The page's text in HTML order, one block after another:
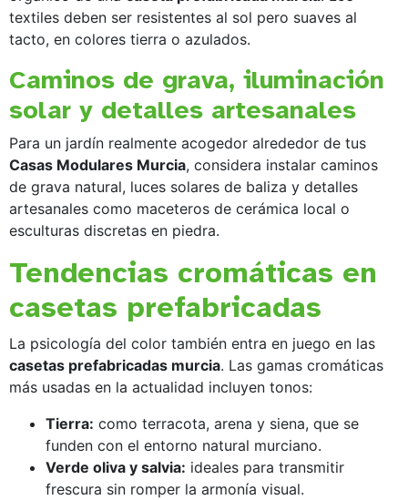
textiles deben ser resistentes al sol pero suaves al
tacto, en colores tierra o azulados.
Caminos de grava, iluminación
solar y detalles artesanales
Para un jardín realmente acogedor alrededor de tus
Casas Modulares Murcia, considera instalar caminos
de grava natural, luces solares de baliza y detalles
artesanales como maceteros de cerámica local o
esculturas discretas en piedra.
Tendencias cromáticas en
casetas prefabricadas
La psicología del color también entra en juego en las
casetas prefabricadas murcia. Las gamas cromáticas
más usadas en la actualidad incluyen tonos:
Tierra: como terracota, arena y siena, que se
funden con el entorno natural murciano.
Verde oliva y salvia: ideales para transmitir
frescura sin romper la armonía visual.